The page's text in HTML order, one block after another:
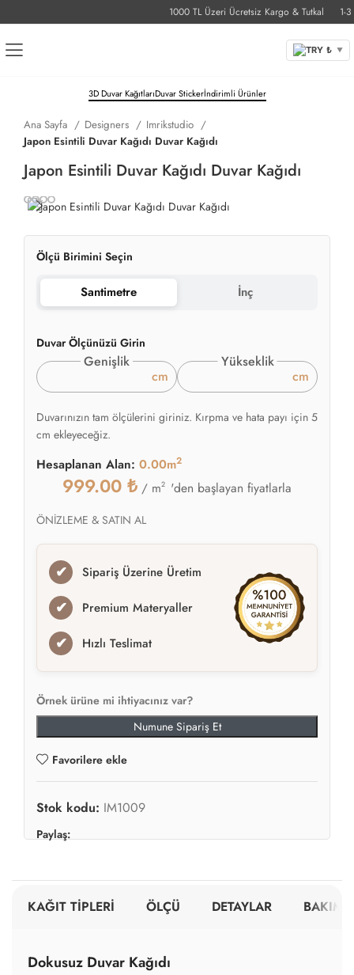
1000 TL Üzeri Ücretsiz Kargo & Tutkal 1-3
TRY ₺ ▼
3D Duvar KağıtlarıDuvar Stickerİndirimli Ürünler
Ana Sayfa Designers
Imrikstudio
Japon Esintili Duvar Kağıdı Duvar Kağıdı
Japon Esintili Duvar Kağıdı Duvar Kağıdı
Ölçü Birimini Seçin
Santimetre İnç
Duvar Ölçünüzü Girin
Genişlik
cm
Yükseklik
cm
Duvarınızın tam ölçülerini giriniz. Kırpma ve hata payı için 5
cm ekleyeceğiz.
Hesaplanan Alan: 0.00m2
999.00 ₺ / m2 'den başlayan fiyatlarla
ÖNİZLEME & SATIN AL
✔ Sipariş Üzerine Üretim
✔ Premium Materyaller
✔ Hızlı Teslimat
Örnek ürüne mi ihtiyacınız var?
Numune Sipariş Et
Favorilere ekle
Stok kodu: IM1009
Paylaş:
KAĞIT TİPLERİ ÖLÇÜ DETAYLAR BAKIM
Dokusuz Duvar Kağıdı